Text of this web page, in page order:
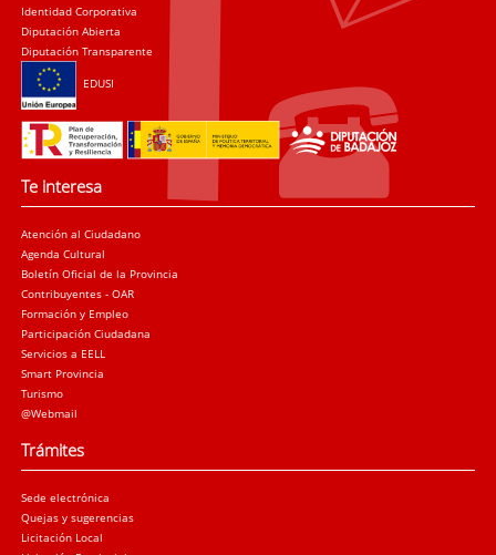
Identidad Corporativa
Diputación Abierta
Diputación Transparente
EDUSI
Te interesa
Atención al Ciudadano
Agenda Cultural
Boletín Oficial de la Provincia
Contribuyentes - OAR
Formación y Empleo
Participación Ciudadana
Servicios a EELL
Smart Provincia
Turismo
@Webmail
Trámites
Sede electrónica
Quejas y sugerencias
Licitación Local